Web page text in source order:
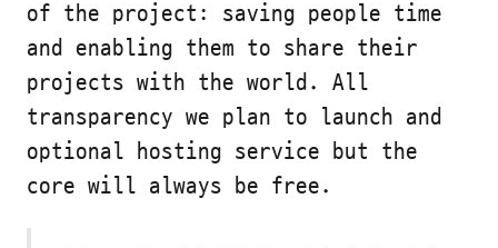
of the project: saving people time
and enabling them to share their
projects with the world. All
transparency we plan to launch and
optional hosting service but the
core will always be free.